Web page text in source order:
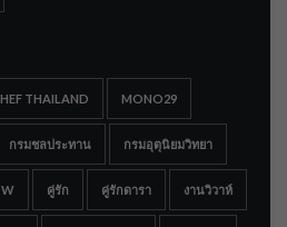
THAILAND MONO29
กรมชลประทาน กรมอุตุนิยมวิทยา
คู่รัก คู่รักดารา งานวิวาห์